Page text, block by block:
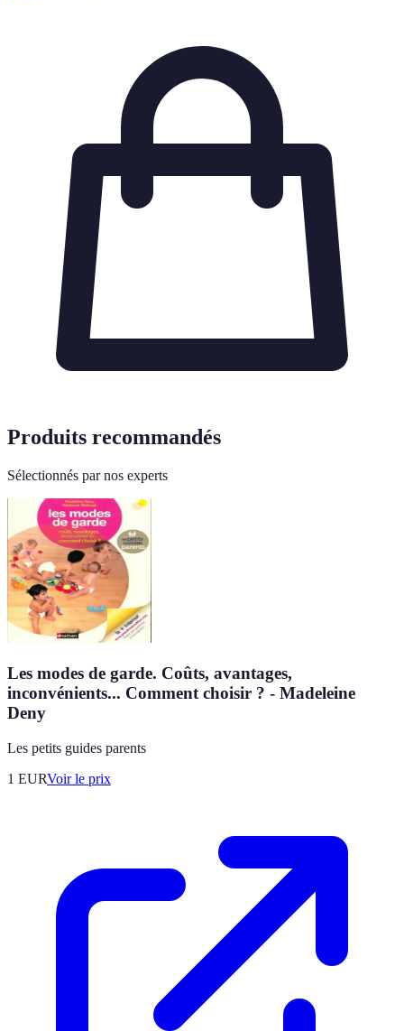
Produits recommandés
Sélectionnés par nos experts
Les modes de garde. Coûts, avantages,
inconvénients... Comment choisir ? - Madeleine
Deny
Les petits guides parents
1 EURVoir le prix